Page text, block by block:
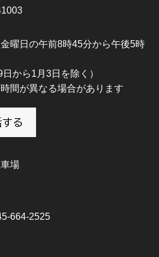
曜日の午前8時45分から午後5時
から1月3日を除く）
間が異なる場合があります
場
664-2525